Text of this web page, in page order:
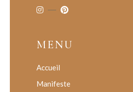
MENU
Accueil
Manifeste